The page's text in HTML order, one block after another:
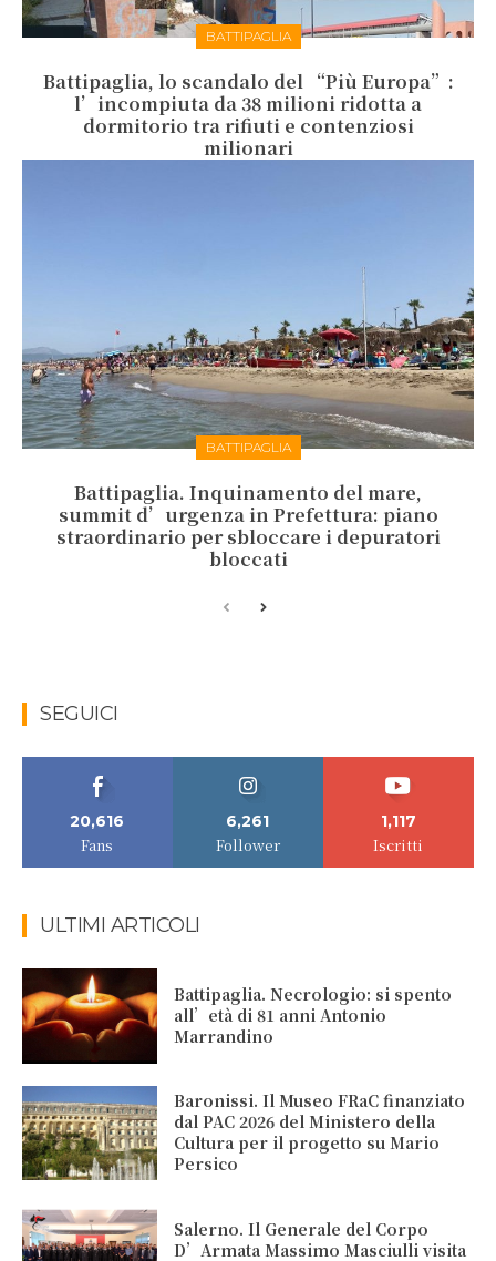
BATTIPAGLIA
Battipaglia, lo scandalo del “Più Europa”:
l’incompiuta da 38 milioni ridotta a
dormitorio tra rifiuti e contenziosi
milionari
BATTIPAGLIA
Battipaglia. Inquinamento del mare,
summit d’urgenza in Prefettura: piano
straordinario per sbloccare i depuratori
bloccati
SEGUICI
20,616
Fans
6,261
Follower
1,117
Iscritti
ULTIMI ARTICOLI
Battipaglia. Necrologio: si spento
all’età di 81 anni Antonio
Marrandino
Baronissi. Il Museo FRaC finanziato
dal PAC 2026 del Ministero della
Cultura per il progetto su Mario
Persico
Salerno. Il Generale del Corpo
D’Armata Massimo Masciulli visita